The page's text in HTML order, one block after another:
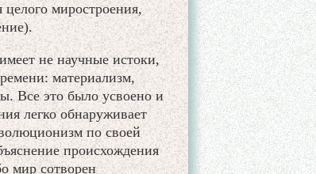
миростроения,
не научные истоки,
материализм,
Все это было усвоено и
легко обнаруживает
по своей
происхождения
мир сотворен